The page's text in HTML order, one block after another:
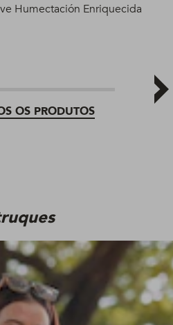
OS PRODUTOS
Humectación Enriquecida